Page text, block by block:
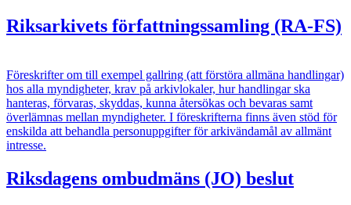
Riksarkivets författningssamling (RA-FS)
Föreskrifter om till exempel gallring (att förstöra allmäna handlingar)
hos alla myndigheter, krav på arkivlokaler, hur handlingar ska
hanteras, förvaras, skyddas, kunna återsökas och bevaras samt
överlämnas mellan myndigheter. I föreskrifterna finns även stöd för
enskilda att behandla personuppgifter för arkivändamål av allmänt
intresse.
Riksdagens ombudmäns (JO) beslut